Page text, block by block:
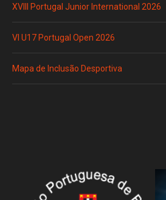
XVIII Portugal Junior International 2026
VI U17 Portugal Open 2026
Mapa de Inclusão Desportiva